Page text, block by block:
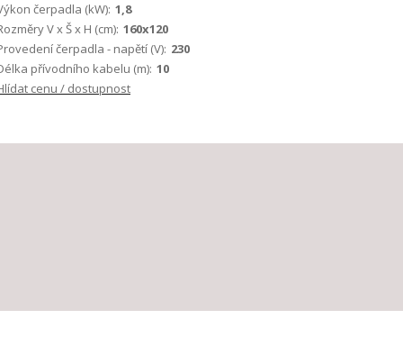
čerpadla (kW): 1,8
V x Š x H (cm): 160x120
čerpadla - napětí (V): 230
přívodního kabelu (m): 10
cenu / dostupnost